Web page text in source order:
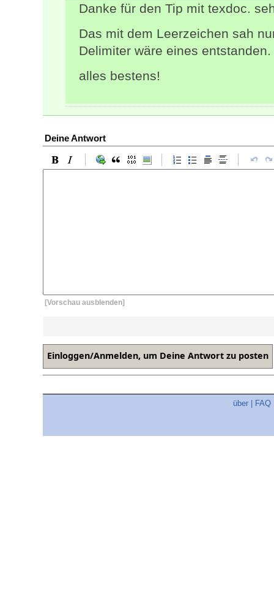
Danke für den Tip mit texdoc.
Das mit dem Leerzeichen sah
Delimiter wäre eines entstanden.
alles bestens!
Deine Antwort
[Vorschau ausblenden]
über FAQ